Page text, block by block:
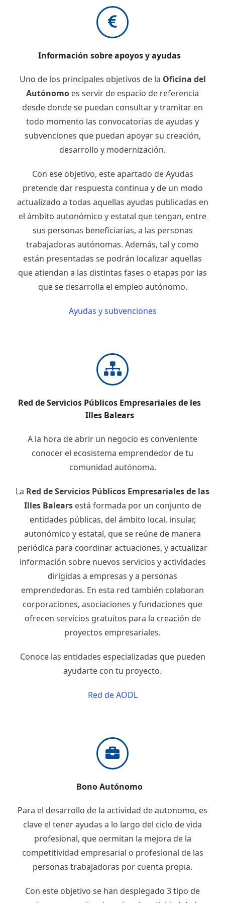
Información sobre apoyos y ayudas
Uno de los principales objetivos de la Oficina del
Autónomo es servir de espacio de referencia
desde donde se puedan consultar y tramitar en
todo momento las convocatorias de ayudas y
subvenciones que puedan apoyar su creación,
desarrollo y modernización.
Con ese objetivo, este apartado de Ayudas
pretende dar respuesta continua y de un modo
actualizado a todas aquellas ayudas publicadas en
el ámbito autonómico y estatal que tengan, entre
sus personas beneficiarias, a las personas
trabajadoras autónomas. Además, tal y como
están presentadas se podrán localizar aquellas
que atiendan a las distintas fases o etapas por las
que se desarrolla el empleo autónomo.
Ayudas y subvenciones
Red de Servicios Públicos Empresariales de les
Illes Balears
A la hora de abrir un negocio es conveniente
conocer el ecosistema emprendedor de tu
comunidad autónoma.
La Red de Servicios Públicos Empresariales de las
Illes Balearsestá formada por un conjunto de
entidades públicas, del ámbito local, insular,
autonómico y estatal, que se reúne de manera
periódica para coordinar actuaciones, y actualizar
información sobre nuevos servicios y actividades
dirigidas a empresas y a personas
emprendedoras. En esta red también colaboran
corporaciones, asociaciones y fundaciones que
ofrecen servicios gratuitos para la creación de
proyectos empresariales.
Conoce las entidades especializadas que pueden
ayudarte con tu proyecto.
Red de AODL
Bono Autónomo
Para el desarrollo de la actividad de autonomo, es
clave el tener ayudas a lo largo del ciclo de vida
profesional, que oermitan la mejora de la
competitividad empresarial o profesional de las
personas trabajadoras por cuenta propia.
Con este objetivo se han desplegado 3 tipo de